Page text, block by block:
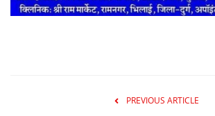
PREVIOUS ARTICLE